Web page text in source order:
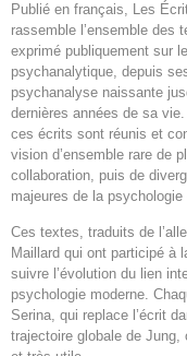
Publié en français, Les
rassemble l’ensemble des
exprimé publiquement sur
psychanalytique, depuis
psychanalyse naissante
dernières années de sa
ces écrits sont réunis et
vision d’ensemble rare de
collaboration, puis de
majeures de la psychologie
Ces textes, traduits de
Maillard qui ont participé à
suivre l’évolution du lien
psychologie moderne.
Serina, qui replace l’écrit
trajectoire globale de